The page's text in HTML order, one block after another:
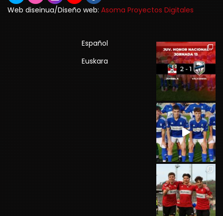
Web diseinua/Diseño web: Asoma Proyectos Digitales
Español
Euskara